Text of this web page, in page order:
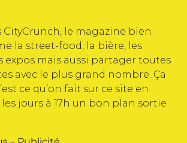
CityCrunch, le magazine bien
la street-food, la bière, les
expos mais aussi partager toutes
avec le plus grand nombre. Ça
ce qu’on fait sur ce site en
jours à 17h un bon plan sortie